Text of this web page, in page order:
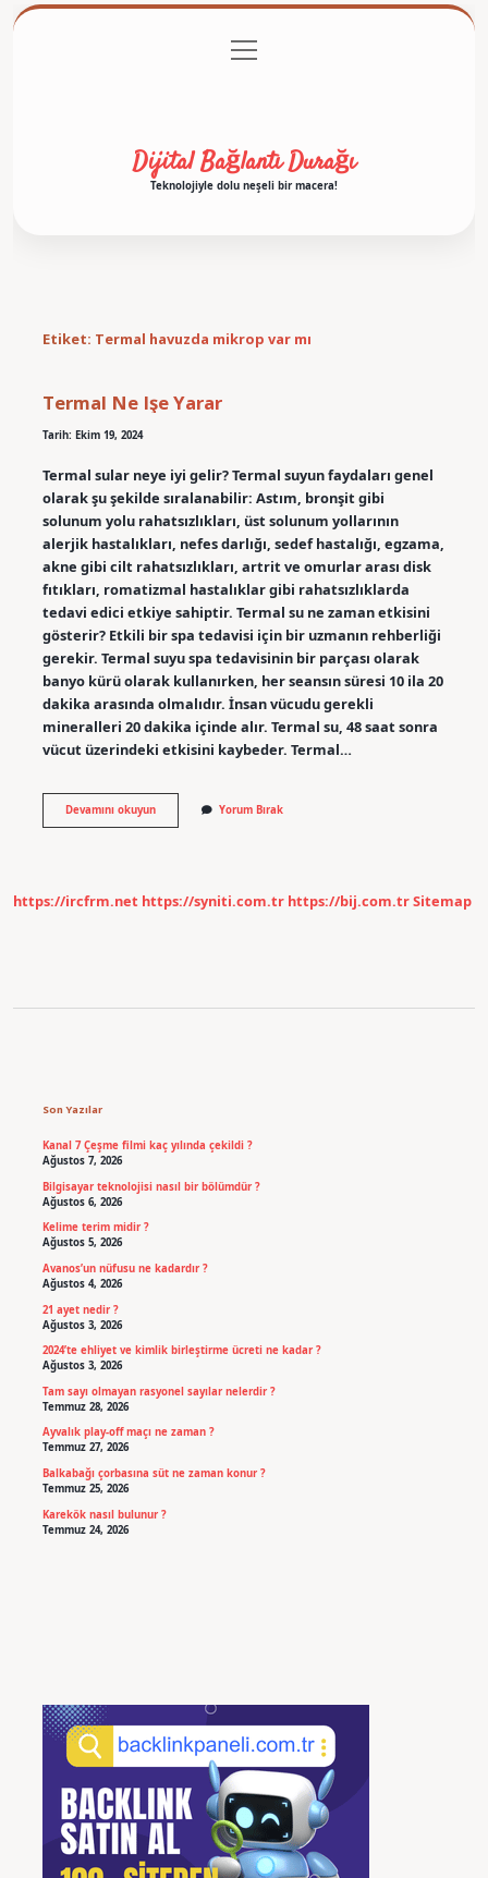
Gizlilik Politikası
menüyü
aç
Dijital Bağlantı Durağı
Teknolojiyle dolu neşeli bir macera!
Etiket: Termal havuzda mikrop var mı
Termal Ne Işe Yarar
Tarih: Ekim 19, 2024
Termal sular neye iyi gelir? Termal suyun faydaları genel
olarak şu şekilde sıralanabilir: Astım, bronşit gibi
solunum yolu rahatsızlıkları, üst solunum yollarının
alerjik hastalıkları, nefes darlığı, sedef hastalığı, egzama,
akne gibi cilt rahatsızlıkları, artrit ve omurlar arası disk
fıtıkları, romatizmal hastalıklar gibi rahatsızlıklarda
tedavi edici etkiye sahiptir. Termal su ne zaman etkisini
gösterir? Etkili bir spa tedavisi için bir uzmanın rehberliği
gerekir. Termal suyu spa tedavisinin bir parçası olarak
banyo kürü olarak kullanırken, her seansın süresi 10 ila 20
dakika arasında olmalıdır. İnsan vücudu gerekli
mineralleri 20 dakika içinde alır. Termal su, 48 saat sonra
vücut üzerindeki etkisini kaybeder. Termal…
Devamını okuyunTermal
Ne
Yorum Bırak
https://ircfrm.net https://syniti.com.tr https://bij.com.trSitemap
Son Yazılar
Kanal 7 Çeşme filmi kaç yılında çekildi ?
Ağustos 7, 2026
Bilgisayar teknolojisi nasıl bir bölümdür ?
Ağustos 6, 2026
Kelime terim midir ?
Ağustos 5, 2026
Avanos’un nüfusu ne kadardır ?
Ağustos 4, 2026
21 ayet nedir ?
Ağustos 3, 2026
2024’te ehliyet ve kimlik birleştirme ücreti ne kadar ?
Ağustos 3, 2026
Tam sayı olmayan rasyonel sayılar nelerdir ?
Temmuz 28, 2026
Ayvalık play-off maçı ne zaman ?
Temmuz 27, 2026
Balkabağı çorbasına süt ne zaman konur ?
Temmuz 25, 2026
Karekök nasıl bulunur ?
Temmuz 24, 2026